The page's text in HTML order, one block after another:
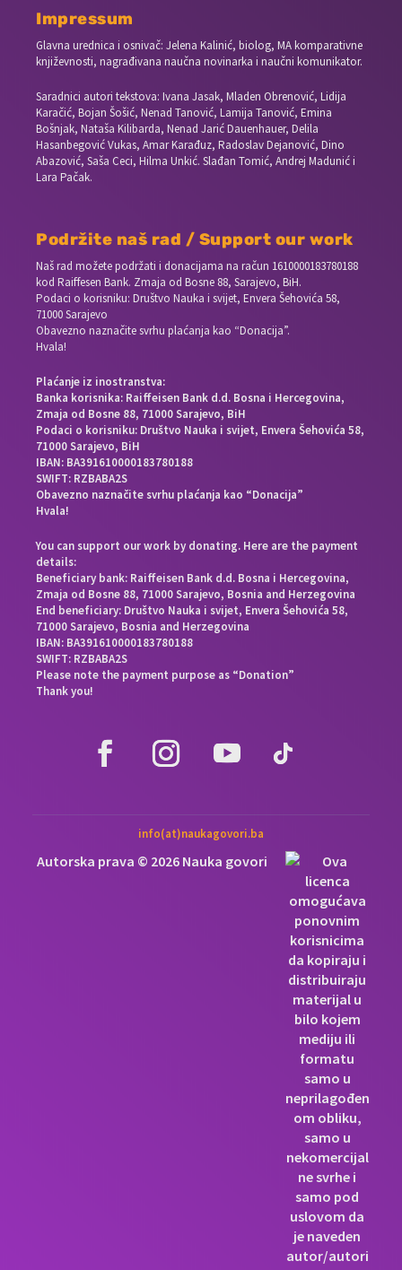
Impressum
Glavna urednica i osnivač: Jelena Kalinić, biolog, MA komparativne
književnosti, nagrađivana naučna novinarka i naučni komunikator.
Saradnici autori tekstova: Ivana Jasak, Mladen Obrenović, Lidija
Karačić, Bojan Šošić, Nenad Tanović, Lamija Tanović, Emina
Bošnjak, Nataša Kilibarda, Nenad Jarić Dauenhauer, Delila
Hasanbegović Vukas, Amar Karađuz, Radoslav Dejanović, Dino
Abazović, Saša Ceci, Hilma Unkić. Slađan Tomić, Andrej Madunić i
Lara Pačak.
Podržite naš rad / Support our work
Naš rad možete podržati i donacijama na račun 1610000183780188
kod Raiffesen Bank. Zmaja od Bosne 88, Sarajevo, BiH.
Podaci o korisniku: Društvo Nauka i svijet, Envera Šehovića 58,
71000 Sarajevo
Obavezno naznačite svrhu plaćanja kao “Donacija”.
Hvala!
Plaćanje iz inostranstva:
Banka korisnika: Raiffeisen Bank d.d. Bosna i Hercegovina,
Zmaja od Bosne 88, 71000 Sarajevo, BiH
Podaci o korisniku: Društvo Nauka i svijet, Envera Šehovića 58,
71000 Sarajevo, BiH
IBAN: BA391610000183780188
SWIFT: RZBABA2S
Obavezno naznačite svrhu plaćanja kao “Donacija”
Hvala!
You can support our work by donating. Here are the payment
details:
Beneficiary bank: Raiffeisen Bank d.d. Bosna i Hercegovina,
Zmaja od Bosne 88, 71000 Sarajevo, Bosnia and Herzegovina
End beneficiary: Društvo Nauka i svijet, Envera Šehovića 58,
71000 Sarajevo, Bosnia and Herzegovina
IBAN: BA391610000183780188
SWIFT: RZBABA2S
Please note the payment purpose as “Donation”
Thank you!
info(at)naukagovori.ba
Autorska prava © 2026 Nauka govori